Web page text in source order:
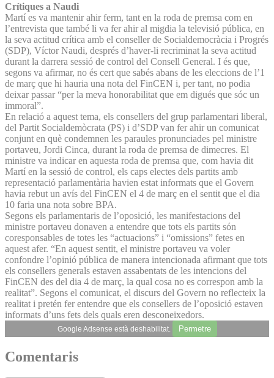
Crítiques a Naudi
Martí es va mantenir ahir ferm, tant en la roda de premsa com en
l’entrevista que també li va fer ahir al migdia la televisió pública, en
la seva actitud crítica amb el conseller de Socialdemocràcia i Progrés
(SDP), Víctor Naudi, després d’haver-li recriminat la seva actitud
durant la darrera sessió de control del Consell General. I és que,
segons va afirmar, no és cert que sabés abans de les eleccions de l’1
de març que hi hauria una nota del FinCEN i, per tant, no podia
deixar passar “per la meva honorabilitat que em digués que sóc un
immoral”.
En relació a aquest tema, els consellers del grup parlamentari liberal,
del Partit Socialdemòcrata (PS) i d’SDP van fer ahir un comunicat
conjunt en què condemnen les paraules pronunciades pel ministre
portaveu, Jordi Cinca, durant la roda de premsa de dimecres. El
ministre va indicar en aquesta roda de premsa que, com havia dit
Martí en la sessió de control, els caps electes dels partits amb
representació parlamentària havien estat informats que el Govern
havia rebut un avís del FinCEN el 4 de març en el sentit que el dia
10 faria una nota sobre BPA.
Segons els parlamentaris de l’oposició, les manifestacions del
ministre portaveu donaven a entendre que tots els partits són
coresponsables de totes les “actuacions” i “omissions” fetes en
aquest afer. “En aquest sentit, el ministre portaveu va voler
confondre l’opinió pública de manera intencionada afirmant que tots
els consellers generals estaven assabentats de les intencions del
FinCEN des del dia 4 de març, la qual cosa no es correspon amb la
realitat”. Segons el comunicat, el discurs del Govern no reflecteix la
realitat i pretén fer entendre que els consellers de l’oposició estaven
informats d’uns fets dels quals eren desconeixedors.
Google Adsense està deshabilitat. Permetre
Comentaris